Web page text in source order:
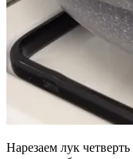
Нарезаем лук